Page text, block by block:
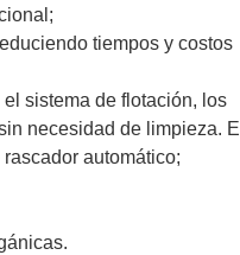
tiempos y costos
sistema de flotación, los
necesidad de limpieza. El
automático;